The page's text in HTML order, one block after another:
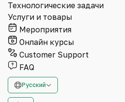
Технологические задачи
Услуги и товары
Мероприятия
Онлайн курсы
Customer Support
FAQ
Русский